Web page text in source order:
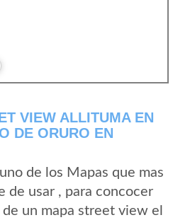
VIEW ALLITUMA EN
DE ORURO EN
de los Mapas que mas
de usar , para concocer
un mapa street view el